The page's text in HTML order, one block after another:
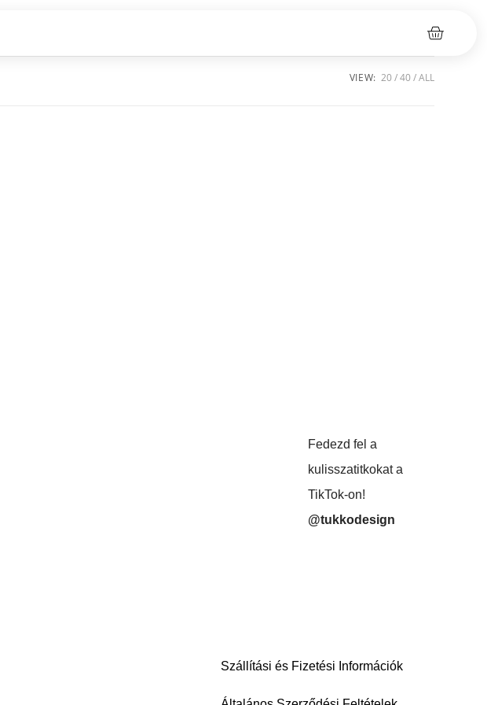
VIEW: 20 40 ALL
Fedezd fel a
kulisszatitkokat a
TikTok-on!
@tukkodesign
Szállítási és Fizetési Információk